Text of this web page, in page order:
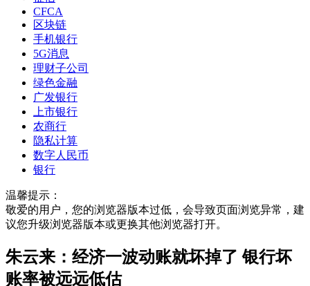
CFCA
区块链
手机银行
5G消息
理财子公司
绿色金融
广发银行
上市银行
农商行
隐私计算
数字人民币
银行
温馨提示：
敬爱的用户，您的浏览器版本过低，会导致页面浏览异常，建
议您升级浏览器版本或更换其他浏览器打开。
朱云来：经济一波动账就坏掉了 银行坏
账率被远远低估